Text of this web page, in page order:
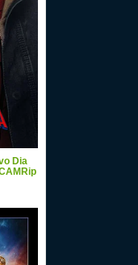
Dia